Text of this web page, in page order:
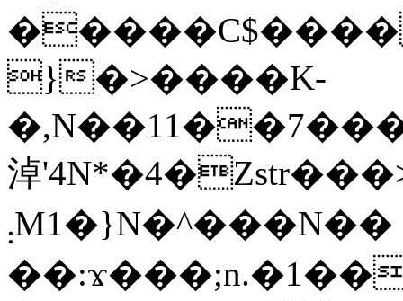
}�>����K-
淖'4
܄M1�}N�^���N�� �0���μ�N�\볗